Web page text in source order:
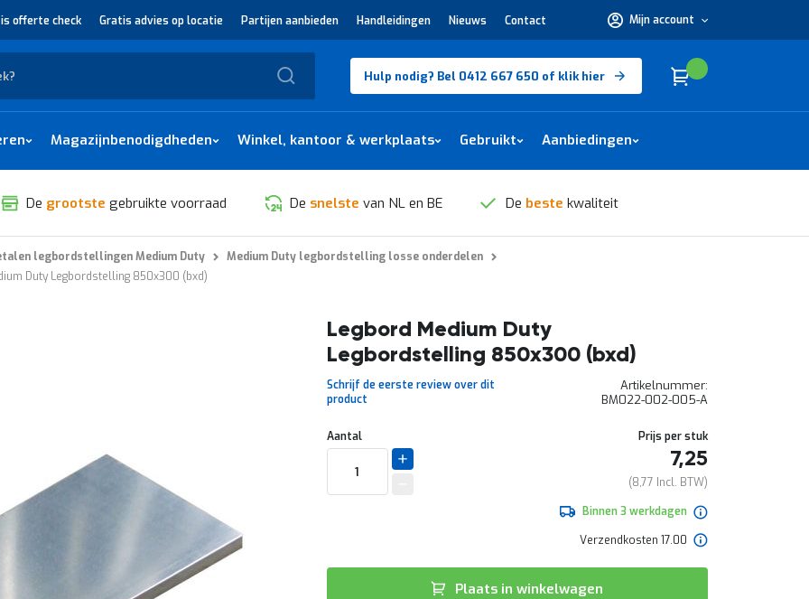
offerte check Gratis advies op locatie Partijen aanbieden Handleidingen Nieuws Contact Mijn account
nodig?
Hulp nodig? Bel 0412 667 650 of klik hier Winkelwagen
Cart
Magazijnbenodigdheden Winkel, kantoor & werkplaats Gebruikt Aanbiedingen
De grootste gebruikte voorraad De snelste van NL en BE De beste kwaliteit
legbordstellingen Medium Duty
Medium Duty legbordstelling losse onderdelen
Duty Legbordstelling 850x300 (bxd)
Legbord Medium Duty
Legbordstelling 850x300 (bxd)
Schrijf de eerste review over dit
product
Artikelnummer
BM022-002-005-A
Aantal Prijs per stuk
7,25
8,77
Binnen 3 werkdagen
Verzendkosten 17.00
Plaats in winkelwagen